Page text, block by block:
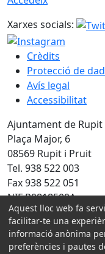
Xarxes socials:
Crèdits
Protecció de
Avís legal
Accessibilitat
Ajuntament de
Plaça Major, 6
08569 Rupit i Pruit
Tel. 938 522 003
Fax 938 522 051
NIF P0818500A
Amb la col·laboració
Aquest lloc web fa
facilitar-te una
informació anònima
preferències i pautes